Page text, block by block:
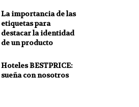
La importancia de las
etiquetas para
destacar la identidad
de un producto
Hoteles BESTPRICE:
sueña con nosotros